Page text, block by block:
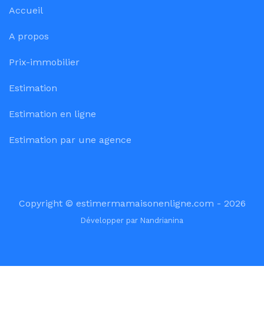
Accueil
A propos
Prix-immobilier
Estimation
Estimation en ligne
Estimation par une agence
Copyright © estimermamaisonenligne.com - 2026
Développer par Nandrianina